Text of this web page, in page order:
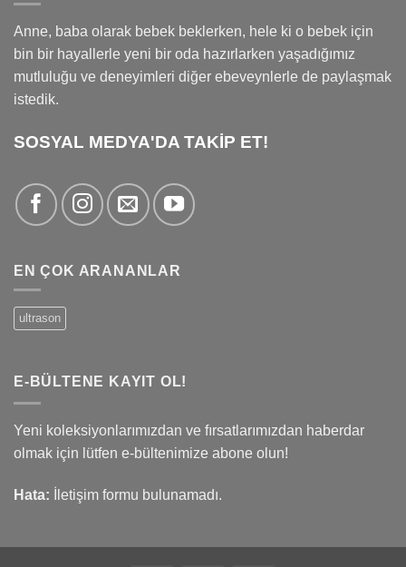
Anne, baba olarak bebek beklerken, hele ki o bebek için
bin bir hayallerle yeni bir oda hazırlarken yaşadığımız
mutluluğu ve deneyimleri diğer ebeveynlerle de paylaşmak
istedik.
SOSYAL MEDYA'DA TAKİP ET!
EN ÇOK ARANANLAR
ultrason
E-BÜLTENE KAYIT OL!
Yeni koleksiyonlarımızdan ve fırsatlarımızdan haberdar
olmak için lütfen e-bültenimize abone olun!
Hata: İletişim formu bulunamadı.